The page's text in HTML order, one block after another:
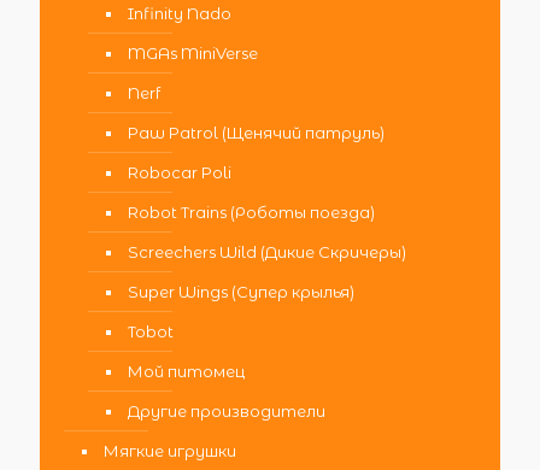
Infinity Nado
MGAs MiniVerse
Nerf
Paw Patrol (Щенячий патруль)
Robocar Poli
Robot Trains (Роботы поезда)
Screechers Wild (Дикие Скричеры)
Super Wings (Супер крылья)
Tobot
Мой питомец
Другие производители
Мягкие игрушки